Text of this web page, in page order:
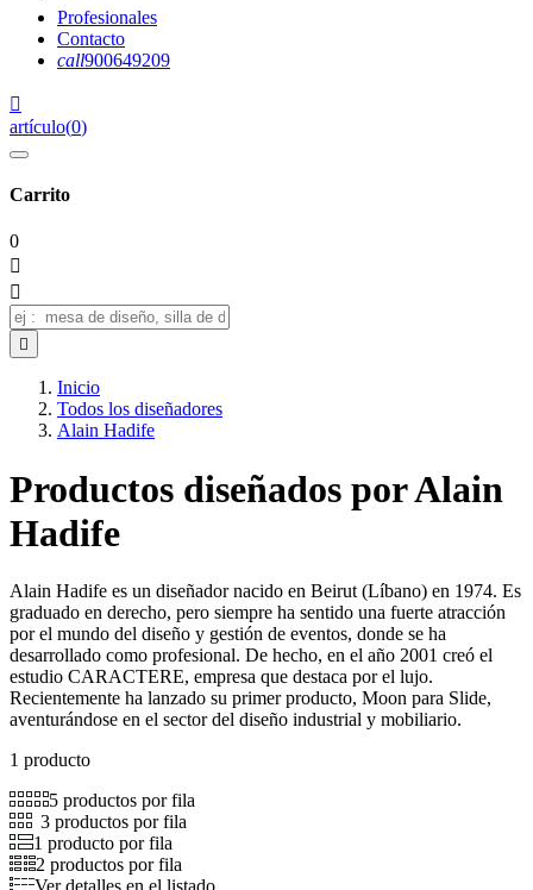
Profesionales
Contacto
call900649209

artículo(0)
Carrito
0



Inicio
Todos los diseñadores
Alain Hadife
Productos diseñados por Alain
Hadife
Alain Hadife es un diseñador nacido en Beirut (Líbano) en 1974. Es
graduado en derecho, pero siempre ha sentido una fuerte atracción
por el mundo del diseño y gestión de eventos, donde se ha
desarrollado como profesional. De hecho, en el año 2001 creó el
estudio CARACTERE, empresa que destaca por el lujo.
Recientemente ha lanzado su primer producto, Moon para Slide,
aventurándose en el sector del diseño industrial y mobiliario.
1 producto
5 productos por fila
3 productos por fila
1 producto por fila
2 productos por fila
Ver detalles en el listado